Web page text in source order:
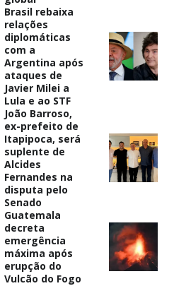
Brasil rebaixa
relações
diplomáticas
com a
Argentina após
ataques de
Javier Milei a
Lula e ao STF
João Barroso,
ex-prefeito de
Itapipoca, será
suplente de
Alcides
Fernandes na
disputa pelo
Senado
Guatemala
decreta
emergência
máxima após
erupção do
Vulcão do Fogo